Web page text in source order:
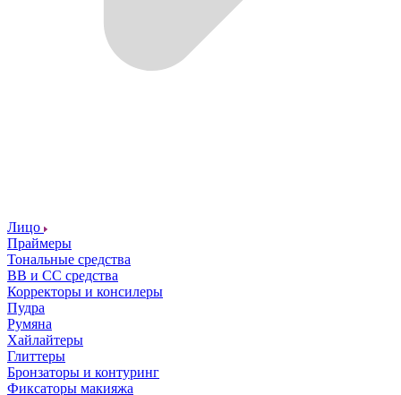
Лицо
Праймеры
Тональные средства
ВВ и СС средства
Корректоры и консилеры
Пудра
Румяна
Хайлайтеры
Глиттеры
Бронзаторы и контуринг
Фиксаторы макияжа